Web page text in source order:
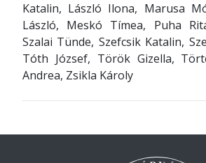
Katalin, László Ilona, Marusa
László, Meskó Tímea, Puha
Szalai Tünde, Szefcsik Katalin,
Tóth József, Török Gizella,
Andrea, Zsikla Károly